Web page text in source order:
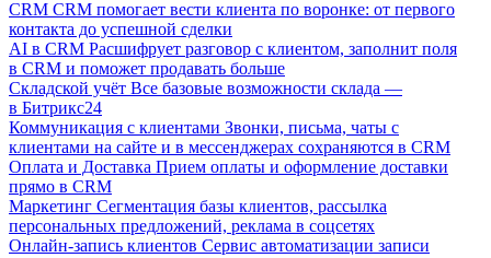
CRM CRM помогает вести клиента по воронке: от первого
контакта до успешной сделки
AI в CRM Расшифрует разговор с клиентом, заполнит поля
в CRM и поможет продавать больше
Складской учёт Все базовые возможности склада —
в Битрикс24
Коммуникация с клиентами Звонки, письма, чаты с
клиентами на сайте и в мессенджерах сохраняются в CRM
Оплата и Доставка Прием оплаты и оформление доставки
прямо в CRM
Маркетинг Сегментация базы клиентов, рассылка
персональных предложений, реклама в соцсетях
Онлайн-запись клиентов Сервис автоматизации записи